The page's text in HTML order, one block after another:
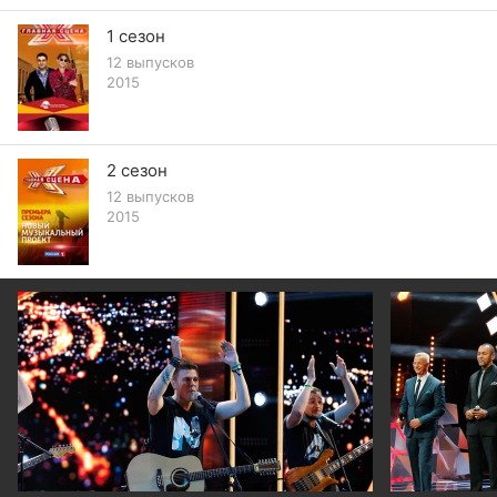
1 сезон
12 выпусков
2015
2 сезон
12 выпусков
2015